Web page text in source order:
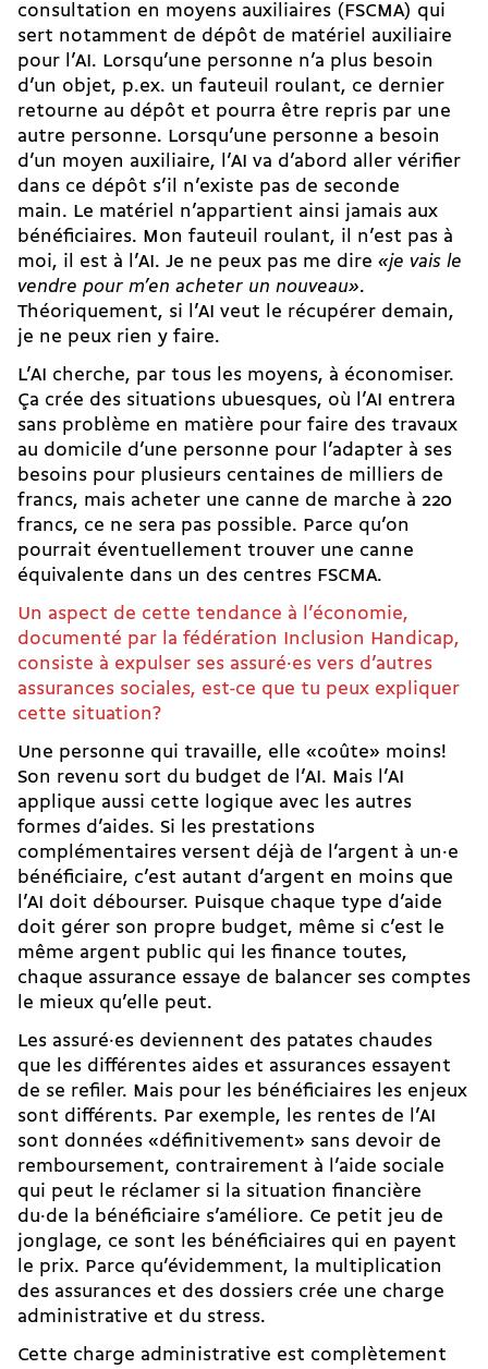
consultation en moyens auxiliaires (FSCMA) qui
sert notamment de dépôt de matériel auxiliaire
pour l’AI. Lorsqu’une personne n’a plus besoin
d’un objet, p.ex. un fauteuil roulant, ce dernier
retourne au dépôt et pourra être repris par une
autre personne. Lorsqu’une personne a besoin
d’un moyen auxiliaire, l’AI va d’abord aller vérifier
dans ce dépôt s’il n’existe pas de seconde
main. Le matériel n’appartient ainsi jamais aux
bénéficiaires. Mon fauteuil roulant, il n’est pas à
moi, il est à l’AI. Je ne peux pas me dire «je vais le
vendre pour m’en acheter un nouveau».
Théoriquement, si l’AI veut le récupérer demain,
je ne peux rien y faire.
L’AI cherche, par tous les moyens, à économiser.
Ça crée des situations ubuesques, où l’AI entrera
sans problème en matière pour faire des travaux
au domicile d’une personne pour l’adapter à ses
besoins pour plusieurs centaines de milliers de
francs, mais acheter une canne de marche à 220
francs, ce ne sera pas possible. Parce qu’on
pourrait éventuellement trouver une canne
équivalente dans un des centres FSCMA.
Un aspect de cette tendance à l’économie,
documenté par la fédération Inclusion Handicap,
consiste à expulser ses assuré·es vers d’autres
assurances sociales, est-ce que tu peux expliquer
cette situation?
Une personne qui travaille, elle «coûte» moins!
Son revenu sort du budget de l’AI. Mais l’AI
applique aussi cette logique avec les autres
formes d’aides. Si les prestations
complémentaires versent déjà de l’argent à un·e
bénéficiaire, c’est autant d’argent en moins que
l’AI doit débourser. Puisque chaque type d’aide
doit gérer son propre budget, même si c’est le
même argent public qui les finance toutes,
chaque assurance essaye de balancer ses comptes
le mieux qu’elle peut.
Les assuré·es deviennent des patates chaudes
que les différentes aides et assurances essayent
de se refiler. Mais pour les bénéficiaires les enjeux
sont différents. Par exemple, les rentes de l’AI
sont données «définitivement» sans devoir de
remboursement, contrairement à l’aide sociale
qui peut le réclamer si la situation financière
du·de la bénéficiaire s’améliore. Ce petit jeu de
jonglage, ce sont les bénéficiaires qui en payent
le prix. Parce qu’évidemment, la multiplication
des assurances et des dossiers crée une charge
administrative et du stress.
Cette charge administrative est complètement